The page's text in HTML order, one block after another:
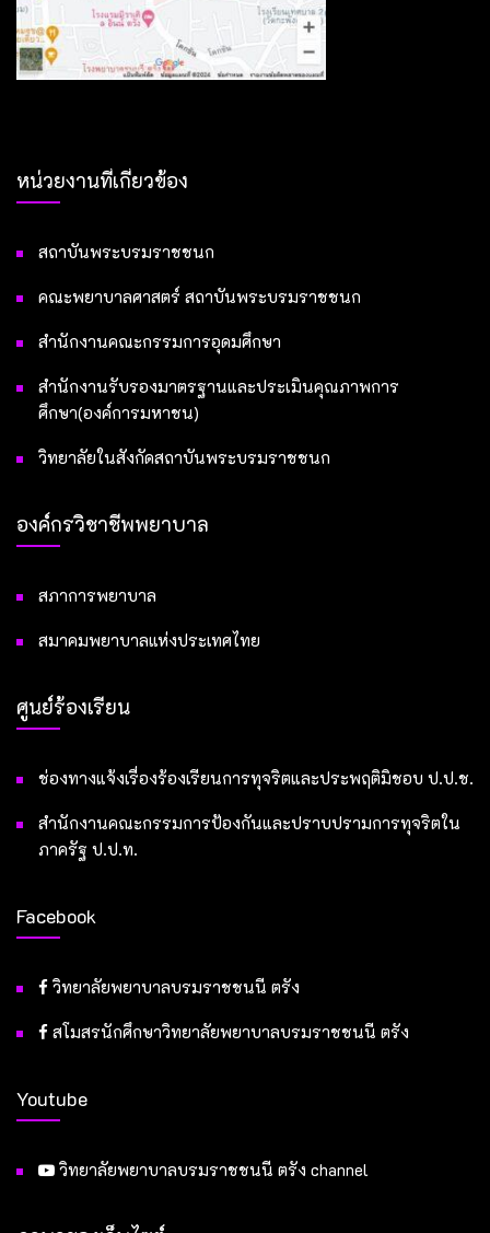
หน่วยงานที่เกี่ยวข้อง
สถาบันพระบรมราชชนก
คณะพยาบาลศาสตร์ สถาบันพระบรมราชชนก
สำนักงานคณะกรรมการอุดมศึกษา
สำนักงานรับรองมาตรฐานและประเมินคุณภาพการ
ศึกษา(องค์การมหาชน)
วิทยาลัยในสังกัดสถาบันพระบรมราชชนก
องค์กรวิชาชีพพยาบาล
สภาการพยาบาล
สมาคมพยาบาลแห่งประเทศไทย
ศูนย์ร้องเรียน
ช่องทางแจ้งเรื่องร้องเรียนการทุจริตและประพฤติมิชอบ ป.ป.ช.
สำนักงานคณะกรรมการป้องกันและปราบปรามการทุจริตใน
ภาครัฐ ป.ป.ท.
Facebook
วิทยาลัยพยาบาลบรมราชชนนี ตรัง
สโมสรนักศึกษาวิทยาลัยพยาบาลบรมราชชนนี ตรัง
Youtube
วิทยาลัยพยาบาลบรมราชชนนี ตรัง channel